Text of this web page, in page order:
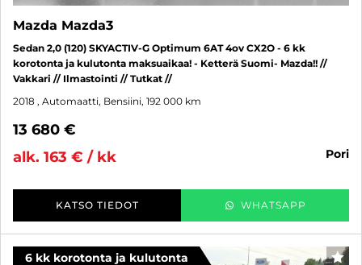
Mazda Mazda3
Sedan 2,0 (120) SKYACTIV-G Optimum 6AT 4ov CX2O - 6 kk
korotonta ja kulutonta maksuaikaa! - Ketterä Suomi- Mazda!! //
Vakkari // Ilmastointi // Tutkat //
2018 , Automaatti, Bensiini, 192 000 km
13 680 €
alk. 163 € / kk
pori
KATSO TIEDOT WHATSAPP
6 kk korotonta ja kulutonta